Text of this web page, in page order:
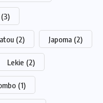
(3)
(2) Japoma (2)
Lekie (2)
(1)